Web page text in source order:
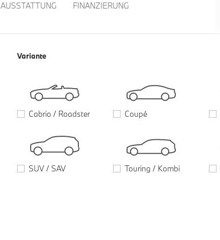
AUSSTATTUNG FINANZIERUNG
Variante
Cabrio / Roadster Coupé
SUV / SAV Touring / Kombi